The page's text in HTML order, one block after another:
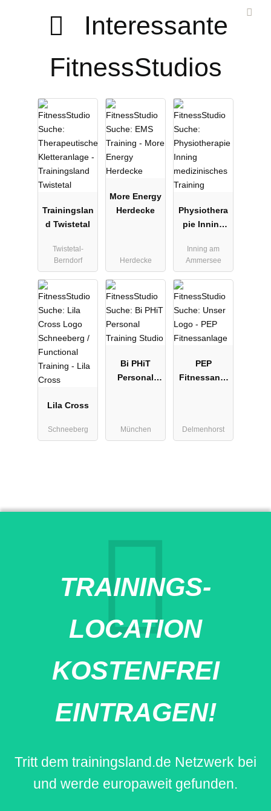
Interessante
FitnessStudios
Trainingslan
d Twistetal
Twistetal-
Berndorf
More Energy
Herdecke
Herdecke
Physiothera
pie Inning
es Training
Inning am
Ammersee
Lila Cross
Schneeberg
Bi PHiT
Personal
München
PEP
Fitnessanla
Delmenhorst
TRAININGS-
LOCATION
KOSTENFREI
EINTRAGEN!
Tritt dem trainingsland.de Netzwerk bei
und werde europaweit gefunden.